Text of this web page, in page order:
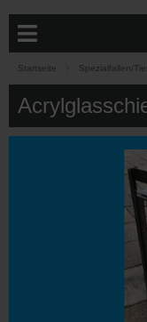
Startseite Spezialfallen/